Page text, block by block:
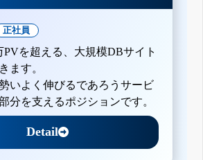
正社員
PVを超える、大規模DBサイト
ます。
いよく伸びるであろうサービ
分を支えるポジションです。
Detail